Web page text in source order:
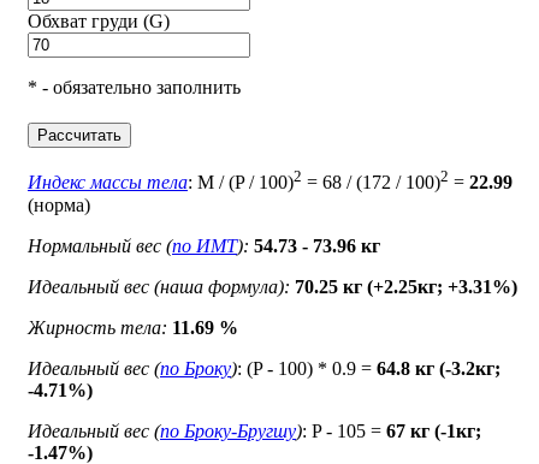
Обхват груди (G)
* - обязательно заполнить
Рассчитать
Индекс массы тела: M / (P / 100)2 = 68 / (172 / 100)2 = 22.99
(норма)
Нормальный вес (по ИМТ): 54.73 - 73.96 кг
Идеальный вес (наша формула): 70.25 кг (+2.25кг; +3.31%)
Жирность тела: 11.69 %
Идеальный вес (по Броку): (P - 100) * 0.9 = 64.8 кг (-3.2кг;
-4.71%)
Идеальный вес (по Броку-Бругшу): P - 105 = 67 кг (-1кг;
-1.47%)